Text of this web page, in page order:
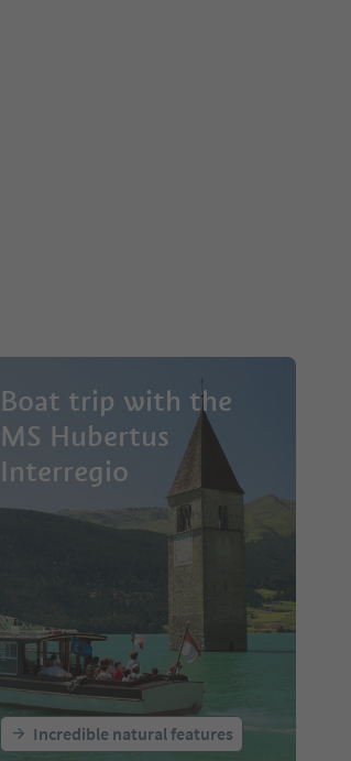
Boat trip with the
MS Hubertus
Interregio
Incredible natural features